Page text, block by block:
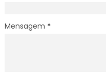
Mensagem *